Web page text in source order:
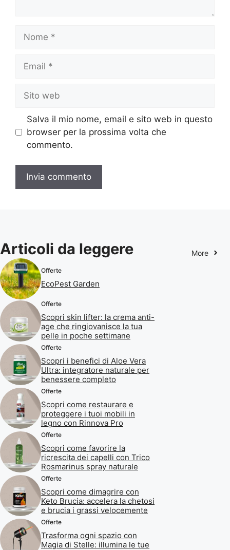
Nome
Email
Sito
web
Salva il mio nome, email e sito web in questo
browser per la prossima volta che
commento.
Articoli da leggere More
Offerte
EcoPest Garden
Offerte
Scopri skin lifter: la crema anti-
age che ringiovanisce la tua
pelle in poche settimane
Offerte
Scopri i benefici di Aloe Vera
Ultra: integratore naturale per
benessere completo
Offerte
Scopri come restaurare e
proteggere i tuoi mobili in
legno con Rinnova Pro
Offerte
Scopri come favorire la
ricrescita dei capelli con Trico
Rosmarinus spray naturale
Offerte
Scopri come dimagrire con
Keto Brucia: accelera la chetosi
e brucia i grassi velocemente
Offerte
Trasforma ogni spazio con
Magia di Stelle: illumina le tue